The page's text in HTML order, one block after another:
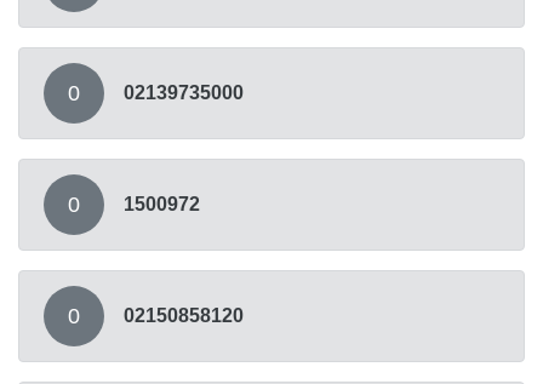
0 02139735000
0 1500972
0 02150858120